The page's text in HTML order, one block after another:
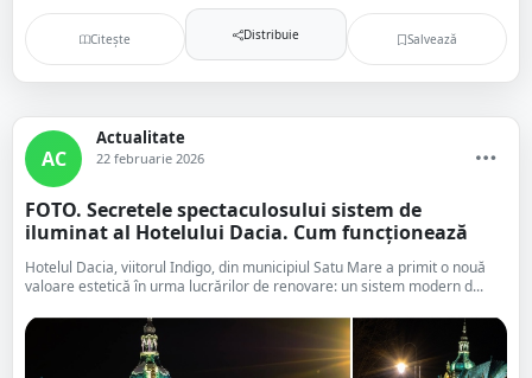
Citește Distribuie Salvează
AC
Actualitate
22 februarie 2026
FOTO. Secretele spectaculosului sistem de
iluminat al Hotelului Dacia. Cum funcționează
Hotelul Dacia, viitorul Indigo, din municipiul Satu Mare a primit o nouă
valoare estetică în urma lucrărilor de renovare: un sistem modern d...